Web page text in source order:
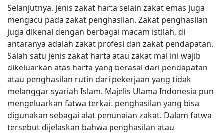
Selanjutnya, jenis zakat harta selain zakat emas juga
mengacu pada zakat penghasilan. Zakat penghasilan
juga dikenal dengan berbagai macam istilah, di
antaranya adalah zakat profesi dan zakat pendapatan.
Salah satu jenis zakat harta atau zakat mal ini wajib
dikeluarkan atas harta yang berasal dari pendapatan
atau penghasilan rutin dari pekerjaan yang tidak
melanggar syariah Islam. Majelis Ulama Indonesia pun
mengeluarkan fatwa terkait penghasilan yang bisa
digunakan sebagai alat penunaian zakat. Dalam fatwa
tersebut dijelaskan bahwa penghasilan atau